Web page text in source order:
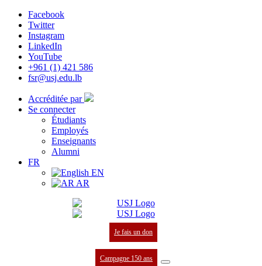
Facebook
Twitter
Instagram
LinkedIn
YouTube
+961 (1) 421 586
fsr@usj.edu.lb
Accréditée par
Se connecter
Étudiants
Employés
Enseignants
Alumni
FR
EN
AR
Je fais un don
Campagne 150 ans